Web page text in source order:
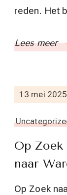
reden. Het
Lees meer
13 mei 2025
Op Zoek
naar
Op Zoek